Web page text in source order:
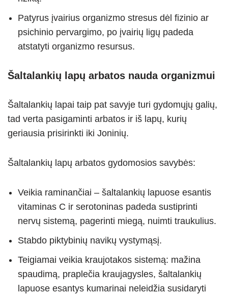
Patyrus įvairius organizmo stresus dėl fizinio ar
psichinio pervargimo, po įvairių ligų padeda
atstatyti organizmo resursus.
Šaltalankių lapų arbatos nauda organizmui
Šaltalankių lapai taip pat savyje turi gydomųjų galių,
tad verta pasigaminti arbatos ir iš lapų, kurių
geriausia prisirinkti iki Joninių.
Šaltalankių lapų arbatos gydomosios savybės:
Veikia raminančiai – šaltalankių lapuose esantis
vitaminas C ir serotoninas padeda sustiprinti
nervų sistemą, pagerinti miegą, nuimti traukulius.
Stabdo piktybinių navikų vystymąsį.
Teigiamai veikia kraujotakos sistemą: mažina
spaudimą, praplečia kraujagysles, šaltalankių
lapuose esantys kumarinai neleidžia susidaryti